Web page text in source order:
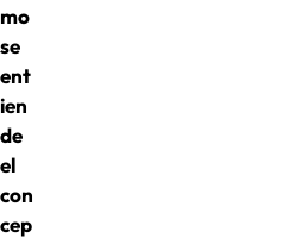
mo
se
ent
ien
de
el
con
cep